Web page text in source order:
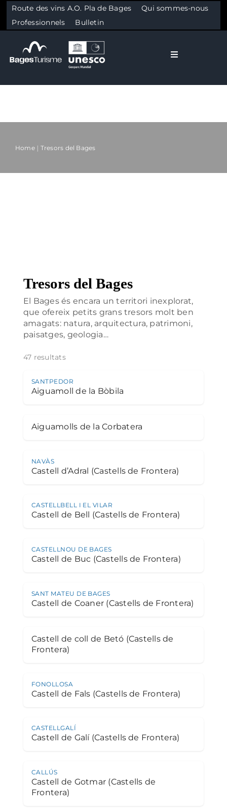
Route des vins A.O. Pla de Bages
Qui sommes-nous
Professionnels
Bulletin
Toggle
Culture
Home Tresors del Bages
Tresors del Bages
El Bages és encara un territori inexplorat,
que ofereix petits grans tresors molt ben
amagats: natura, arquitectura, patrimoni,
paisatges, geologia…
47 resultats
SANTPEDOR
Aiguamoll de la Bòbila
Aiguamolls de la Corbatera
NAVÀS
Castell d’Adral (Castells de Frontera)
CASTELLBELL I EL VILAR
Castell de Bell (Castells de Frontera)
CASTELLNOU DE BAGES
Castell de Buc (Castells de Frontera)
SANT MATEU DE BAGES
Castell de Coaner (Castells de Frontera)
Castell de coll de Betó (Castells de
Frontera)
FONOLLOSA
Castell de Fals (Castells de Frontera)
CASTELLGALÍ
Castell de Galí (Castells de Frontera)
CALLÚS
Castell de Gotmar (Castells de
Frontera)